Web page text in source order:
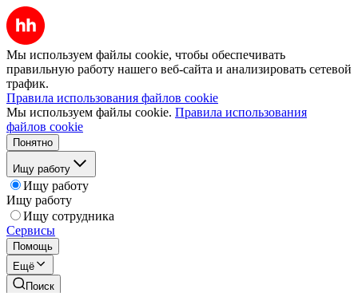
Мы используем файлы cookie, чтобы обеспечивать
правильную работу нашего веб-сайта и анализировать сетевой
трафик.
Правила использования файлов cookie
Мы используем файлы cookie. Правила использования
файлов cookie
Понятно
Ищу работу
Ищу работу
Ищу работу
Ищу сотрудника
Сервисы
Помощь
Ещё
Поиск